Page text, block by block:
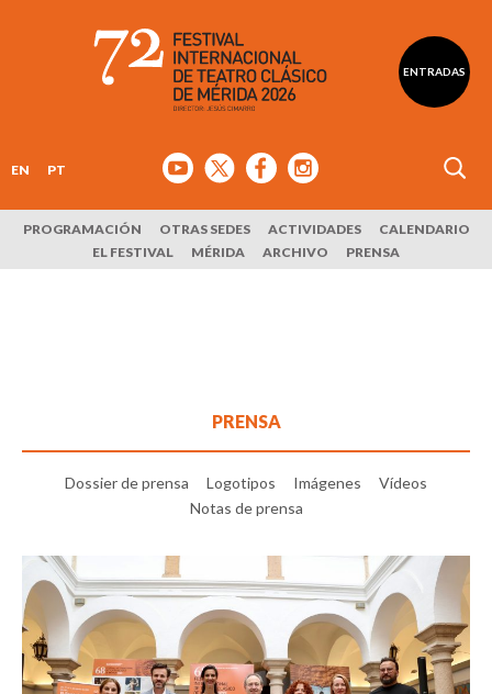
ENTRADAS
EN PT
PROGRAMACIÓN OTRAS SEDES ACTIVIDADES
CALENDARIO
EL FESTIVAL
MÉRIDA ARCHIVO PRENSA
PRENSA
Dossier de prensa Logotipos Imágenes
Vídeos
Notas de prensa